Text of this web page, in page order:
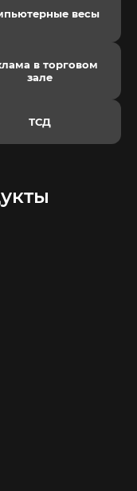
весы
в торговом
зале
ТСД